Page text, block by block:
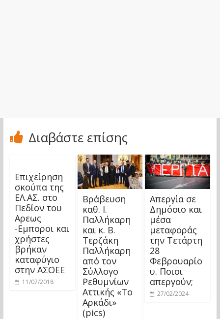
Διαβάστε επίσης
Επιχείρηση
σκούπα της
ΕΛ.ΑΣ. στο
Πεδίον του
Αρεως
-Εμποροι και
χρήστες
βρήκαν
καταφύγιο
στην ΑΣΟΕΕ
11/07/2018
Βράβευση
καθ. Ι.
Παλλήκαρη
και κ. Β.
Τερζάκη
Παλλήκαρη
από τον
Σύλλογο
Ρεθυμνίων
Αττικής «Το
Αρκάδι»
(pics)
Απεργία σε
Δημόσιο και
μέσα
μεταφοράς
την Τετάρτη
28
Φεβρουαρίο
υ. Ποιοι
απεργούν;
27/02/2024